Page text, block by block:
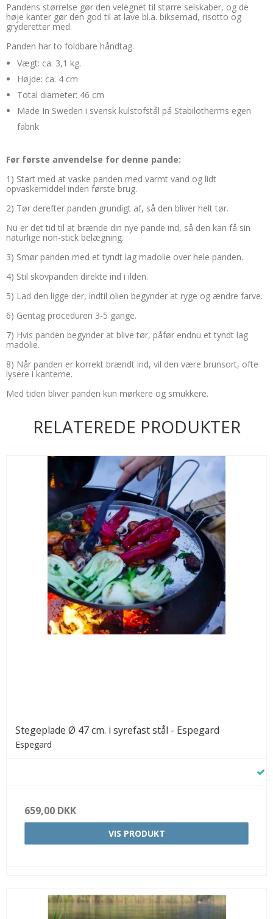
Pandens størrelse gør den velegnet til større selskaber, og de
høje kanter gør den god til at lave bl.a. biksemad, risotto og
gryderetter med.
Panden har to foldbare håndtag.
Vægt: ca. 3,1 kg.
Højde: ca. 4 cm
Total diameter: 46 cm
Made In Sweden i svensk kulstofstål på Stabilotherms egen
fabrik
Før første anvendelse for denne pande:
1) Start med at vaske panden med varmt vand og lidt
opvaskemiddel inden første brug.
2) Tør derefter panden grundigt af, så den bliver helt tør.
Nu er det tid til at brænde din nye pande ind, så den kan få sin
naturlige non-stick belægning.
3) Smør panden med et tyndt lag madolie over hele panden.
4) Stil skovpanden direkte ind i ilden.
5) Lad den ligge der, indtil olien begynder at ryge og ændre farve.
6) Gentag proceduren 3-5 gange.
7) Hvis panden begynder at blive tør, påfør endnu et tyndt lag
madolie.
8) Når panden er korrekt brændt ind, vil den være brunsort, ofte
lysere i kanterne.
Med tiden bliver panden kun mørkere og smukkere.
RELATEREDE PRODUKTER
Stegeplade Ø 47 cm. i syrefast stål - Espegard
Espegard
659,00 DKK
VIS PRODUKT